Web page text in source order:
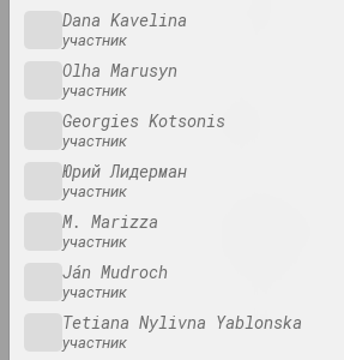
POKUĆ
Snake Charmer
Dana Kavelina
участник
Olha Marusyn
участник
Georgies Kotsonis
участник
Юрий Лидерман
участник
M. Marizza
участник
Ján Mudroch
участник
Tetiana Nylivna Yablonska
участник